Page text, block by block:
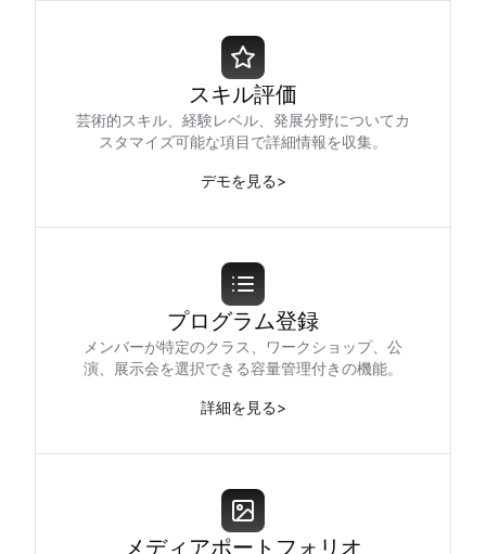
スキル評価
芸術的スキル、経験レベル、発展分野についてカ
スタマイズ可能な項目で詳細情報を収集。
デモを見る>
プログラム登録
メンバーが特定のクラス、ワークショップ、公
演、展示会を選択できる容量管理付きの機能。
詳細を見る>
メディアポートフォリオ